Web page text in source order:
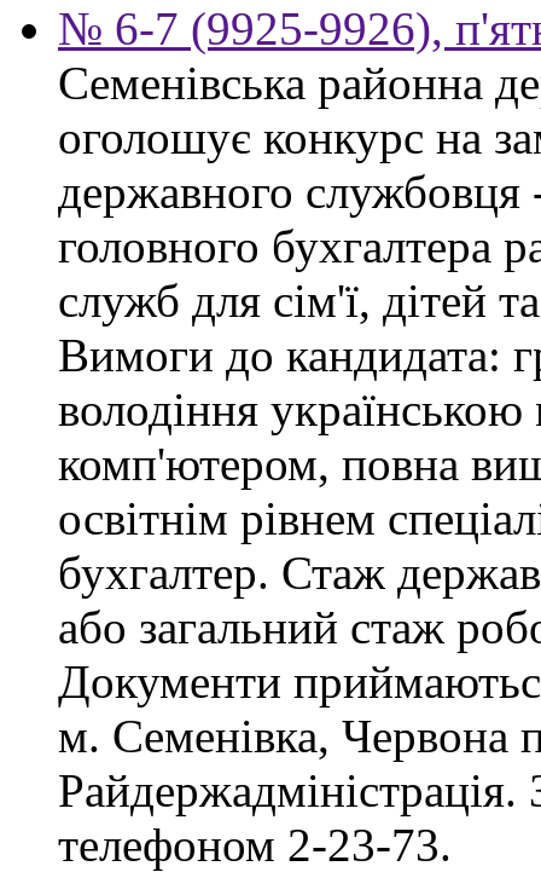
№ 6-7 (9925-9926),
Семенівська районна
оголошує конкурс на
державного службовця
головного бухгалтера
служб для сім'ї, дітей
Вимоги до кандидата:
володіння
комп'ютером, повна
освітнім рівнем
бухгалтер. Стаж
або загальний стаж
Документи
м. Семенівка, Червона
Райдержадміністрація.
телефоном 2-23-73.